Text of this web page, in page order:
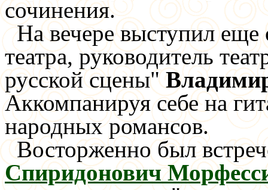
сочинения.
На вечере выступил еще
театра, руководитель
русской сцены"
Аккомпанируя себе на
народных романсов.
Восторженно был
Спиридонович